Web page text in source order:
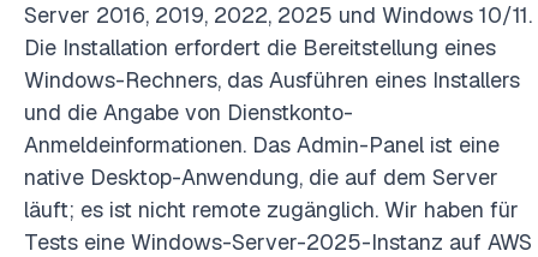
Server 2016, 2019, 2022, 2025 und Windows 10/11.
Die Installation erfordert die Bereitstellung eines
Windows-Rechners, das Ausführen eines Installers
und die Angabe von Dienstkonto-
Anmeldeinformationen. Das Admin-Panel ist eine
native Desktop-Anwendung, die auf dem Server
läuft; es ist nicht remote zugänglich. Wir haben für
Tests eine Windows-Server-2025-Instanz auf AWS